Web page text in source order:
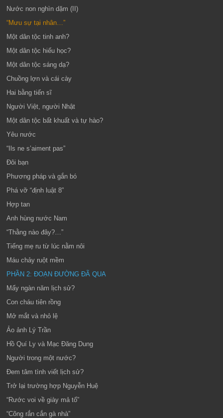
Nước non nghìn dặm (II)
“Mưu sự tại nhân…”
Một dân tộc tinh anh?
Một dân tộc hiếu học?
Một dân tộc sáng dạ?
Chuồng lợn và cái cày
Hai bằng tiến sĩ
Người Việt, người Nhật
Một dân tộc bất khuất và tự hào?
Yêu nước
“Ils ne s’aiment pas”
Đôi bạn
Phương pháp và gắn bó
Phá vỡ “định luật 8”
Hợp tan
Anh hùng nước Nam
“Thằng nào đây?…”
Tiếng mẹ ru từ lúc nằm nôi
Máu chảy ruột mềm
PHẦN 2: ĐOẠN ĐƯỜNG ĐÃ QUA
Mấy ngàn năm lịch sử?
Con cháu tiên rồng
Mở mắt và nhỏ lệ
Ảo ảnh Lý Trần
Hồ Quí Ly và Mạc Đăng Dung
Người trong một nước?
Đem tâm tình viết lịch sử?
Trở lại trường hợp Nguyễn Huệ
“Rước voi về giày mả tổ”
“Cõng rắn cắn gà nhà”